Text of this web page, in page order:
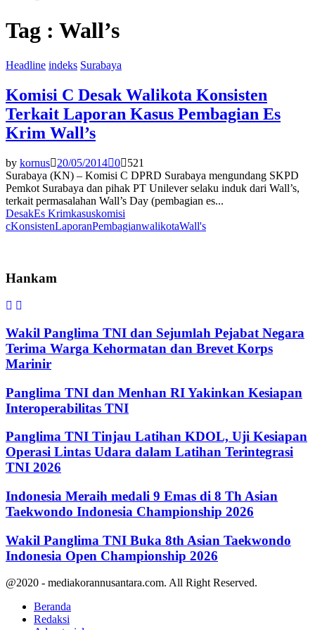
Tag : Wall’s
Headline indeks Surabaya
Komisi C Desak Walikota Konsisten
Terkait Laporan Kasus Pembagian Es
Krim Wall’s
by kornus 20/05/2014 0
521
Surabaya (KN) – Komisi C DPRD Surabaya mengundang SKPD
Pemkot Surabaya dan pihak PT Unilever selaku induk dari Wall’s,
terkait permasalahan Wall’s Day (pembagian es...
DesakEs Krimkasuskomisi
cKonsistenLaporanPembagianwalikotaWall's
Hankam
Wakil Panglima TNI dan Sejumlah Pejabat Negara
Terima Warga Kehormatan dan Brevet Korps
Marinir
Panglima TNI dan Menhan RI Yakinkan Kesiapan
Interoperabilitas TNI
Panglima TNI Tinjau Latihan KDOL, Uji Kesiapan
Operasi Lintas Udara dalam Latihan Terintegrasi
TNI 2026
Indonesia Meraih medali 9 Emas di 8 Th Asian
Taekwondo Indonesia Championship 2026
Wakil Panglima TNI Buka 8th Asian Taekwondo
Indonesia Open Championship 2026
@2020 - mediakorannusantara.com. All Right Reserved.
Beranda
Redaksi